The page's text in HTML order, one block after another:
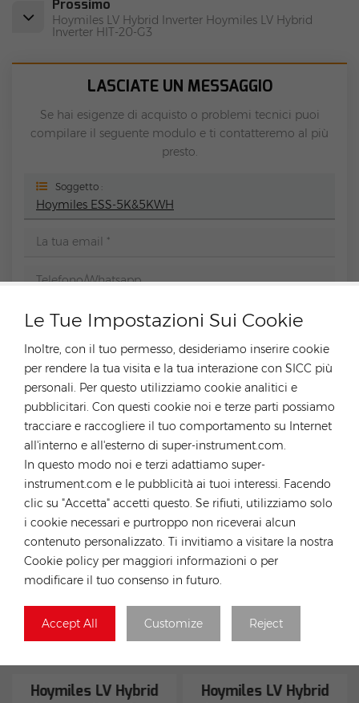
Le Tue Impostazioni Sui Cookie
Inoltre, con il tuo permesso, desideriamo inserire cookie
per rendere la tua visita e la tua interazione con SICC più
personali. Per questo utilizziamo cookie analitici e
pubblicitari. Con questi cookie noi e terze parti possiamo
tracciare e raccogliere il tuo comportamento su Internet
all'interno e all'esterno di super-instrument.com.
In questo modo noi e terzi adattiamo super-
instrument.com e le pubblicità ai tuoi interessi. Facendo
clic su "Accetta" accetti questo. Se rifiuti, utilizziamo solo
i cookie necessari e purtroppo non riceverai alcun
contenuto personalizzato. Ti invitiamo a visitare la nostra
Cookie policy per maggiori informazioni o per
modificare il tuo consenso in futuro.
Accept All Customize Reject
Prossimo
Hoymiles LV Hybrid Inverter Hoymiles LV Hybrid
Inverter HIT-20-G3
LASCIATE UN MESSAGGIO
Se hai esigenze di acquisto o problemi tecnici puoi
compilare il seguente modulo e ti contatteremo al più
presto.
Soggetto :
Hoymiles ESS-5K&5KWH
Invia
CATEGORIE
PRODOTTI SPONSORIZZATI
PRODOTTI CORRELATI
Hoymiles LV Hybrid
Hoymiles LV Hybrid